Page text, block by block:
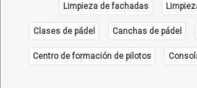
Limpieza de fachadas
Clases de pádel Canchas de pádel
Centro de formación de pilotos